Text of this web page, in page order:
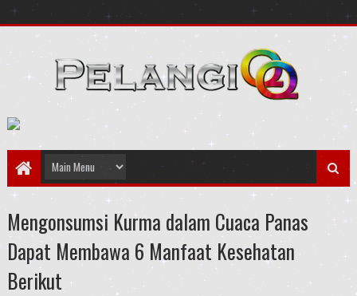
Mengonsumsi Kurma dalam Cuaca Panas
Dapat Membawa 6 Manfaat Kesehatan
Berikut